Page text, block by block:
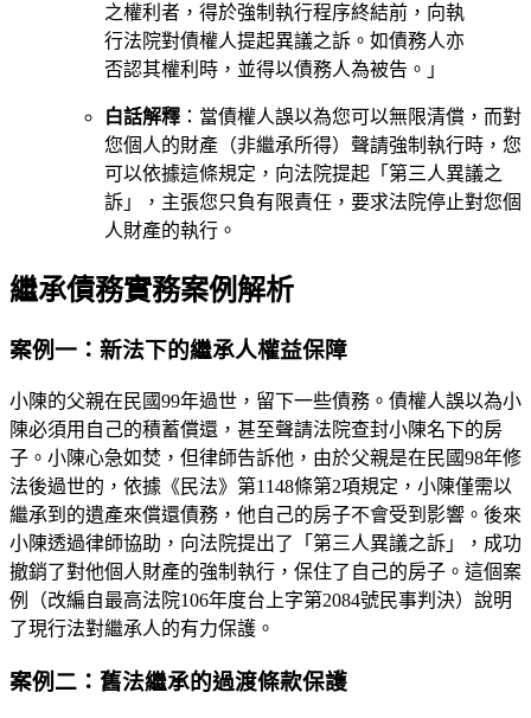
之權利者，得於強制執行程序終結前，向執
行法院對債權人提起異議之訴。如債務人亦
否認其權利時，並得以債務人為被告。」
白話解釋 ：當債權人誤以為您可以無限清償，而對
您個人的財產（非繼承所得）聲請強制執行時，您
可以依據這條規定，向法院提起「第三人異議之
訴」，主張您只負有限責任，要求法院停止對您個
人財產的執行。
繼承債務實務案例解析
案例一：新法下的繼承人權益保障
小陳的父親在民國99年過世，留下一些債務。債權人誤以為小
陳必須用自己的積蓄償還，甚至聲請法院查封小陳名下的房
子。小陳心急如焚，但律師告訴他，由於父親是在民國98年修
法後過世的，依據《民法》第1148條第2項規定，小陳僅需以
繼承到的遺產來償還債務，他自己的房子不會受到影響。後來
小陳透過律師協助，向法院提出了「第三人異議之訴」，成功
撤銷了對他個人財產的強制執行，保住了自己的房子。這個案
例（改編自最高法院106年度台上字第2084號民事判決）說明
了現行法對繼承人的有力保護。
案例二：舊法繼承的過渡條款保護